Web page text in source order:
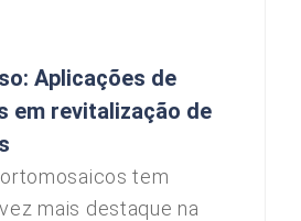
Aplicações de
em revitalização de
tem
mais destaque na